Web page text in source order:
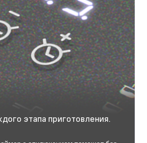
этапа приготовления.